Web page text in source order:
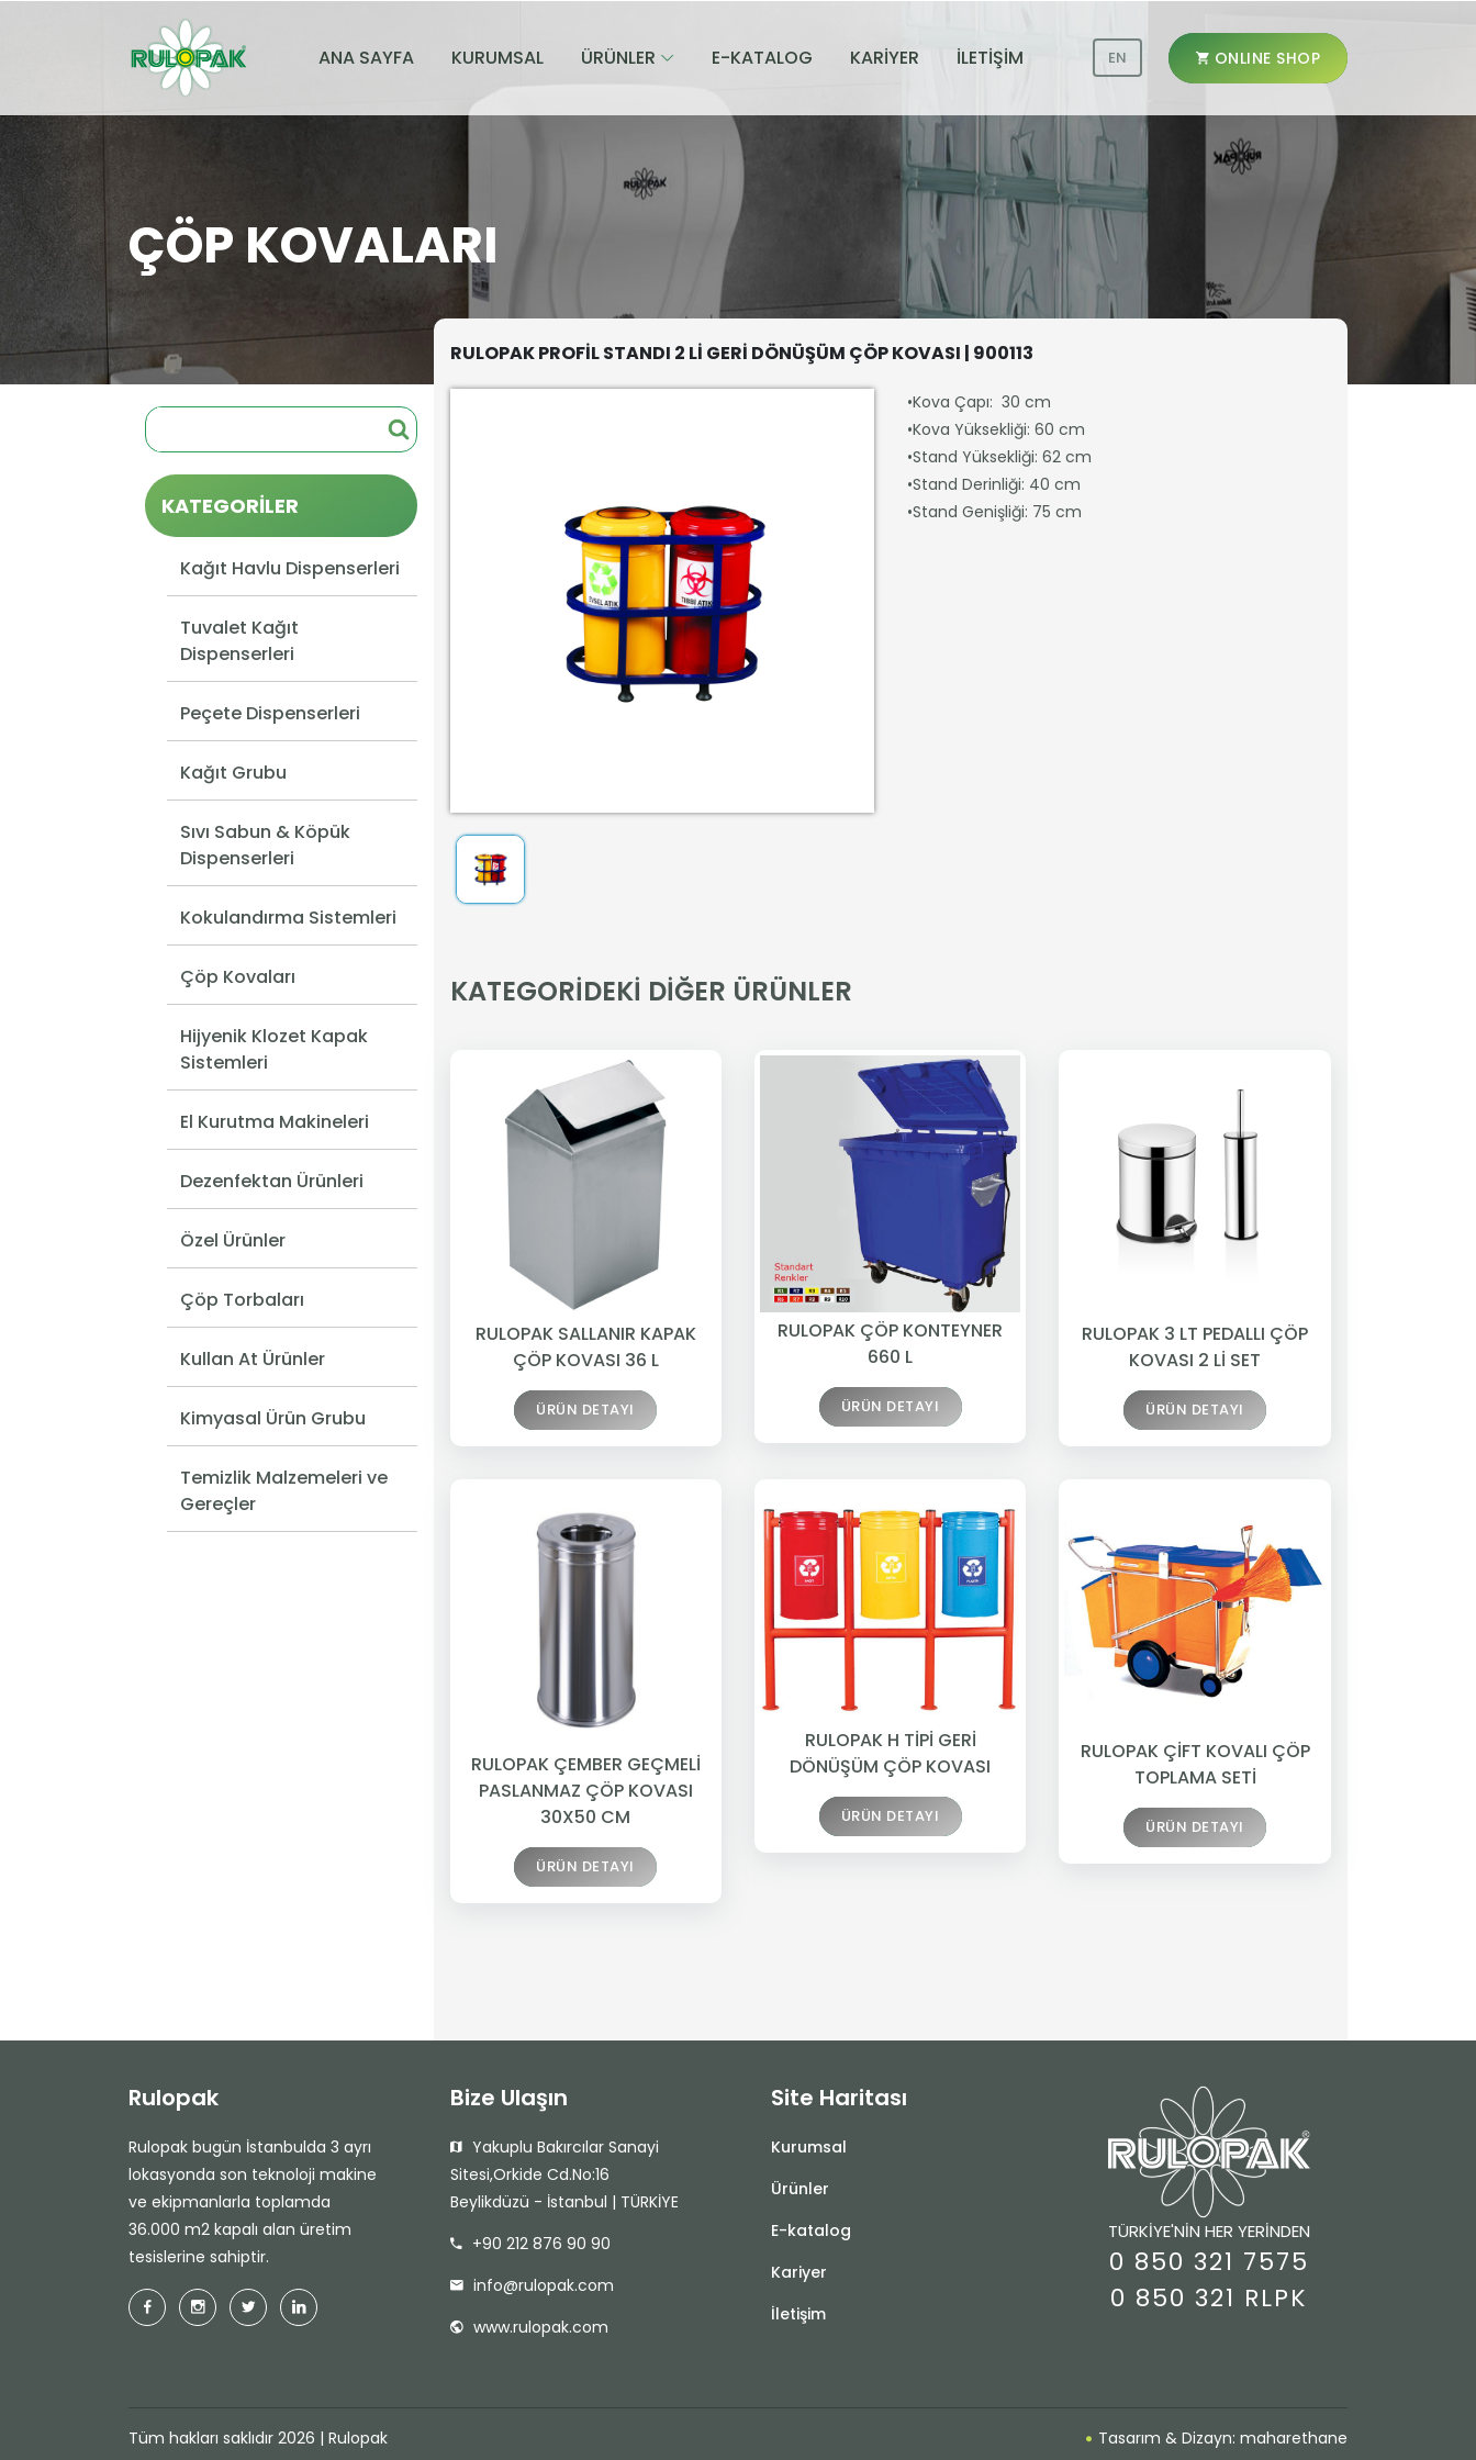
ANA SAYFA KURUMSAL ÜRÜNLER E-KATALOG KARİYER İLETİŞİM EN ONLINE SHOP
ÇÖP KOVALARI
KATEGORİLER
Kağıt Havlu Dispenserleri
Tuvalet Kağıt
Dispenserleri
Peçete Dispenserleri
Kağıt Grubu
Sıvı Sabun & Köpük
Dispenserleri
Kokulandırma Sistemleri
Çöp Kovaları
Hijyenik Klozet Kapak
Sistemleri
El Kurutma Makineleri
Dezenfektan Ürünleri
Özel Ürünler
Çöp Torbaları
Kullan At Ürünler
Kimyasal Ürün Grubu
Temizlik Malzemeleri ve
Gereçler
RULOPAK PROFİL STANDI 2 Lİ GERİ DÖNÜŞÜM ÇÖP KOVASI | 900113
•Kova Çapı: 30 cm
•Kova Yüksekliği: 60 cm
•Stand Yüksekliği: 62 cm
•Stand Derinliği: 40 cm
•Stand Genişliği: 75 cm
KATEGORİDEKİ DİĞER ÜRÜNLER
RULOPAK SALLANIR KAPAK
ÇÖP KOVASI 36 L
ÜRÜN DETAYI
RULOPAK ÇÖP KONTEYNER
660 L
ÜRÜN DETAYI
RULOPAK 3 LT PEDALLI ÇÖP
KOVASI 2 Lİ SET
ÜRÜN DETAYI
RULOPAK ÇEMBER GEÇMELİ
PASLANMAZ ÇÖP KOVASI
30X50 CM
ÜRÜN DETAYI
RULOPAK H TİPİ GERİ
DÖNÜŞÜM ÇÖP KOVASI
ÜRÜN DETAYI
RULOPAK ÇİFT KOVALI ÇÖP
TOPLAMA SETİ
ÜRÜN DETAYI
Rulopak
Rulopak bugün İstanbulda 3 ayrı
lokasyonda son teknoloji makine
ve ekipmanlarla toplamda
36.000 m2 kapalı alan üretim
tesislerine sahiptir.
Bize Ulaşın
Yakuplu Bakırcılar Sanayi
Sitesi,Orkide Cd.No:16
Beylikdüzü - İstanbul | TÜRKİYE
+90 212 876 90 90
info@rulopak.com
www.rulopak.com
Site Haritası
Kurumsal
Ürünler
E-katalog
Kariyer
İletişim
TÜRKİYE'NİN HER YERİNDEN
0 850 321 7575
0 850 321 RLPK
Tüm hakları saklıdır 2026 | Rulopak Tasarım & Dizayn: maharethane